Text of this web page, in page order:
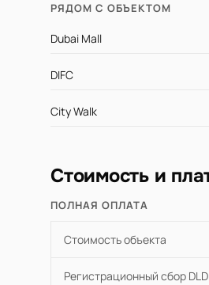
РЯДОМ С ОБЪЕКТОМ
Dubai Mall
DIFC
City Walk
Стоимость и
ПОЛНАЯ ОПЛАТА
Стоимость объекта
Регистрационный сбор